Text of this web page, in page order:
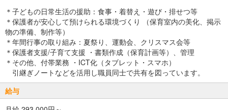
＊子どもの日常生活の援助：食事・着替え・遊び・排せつ等
＊保護者が安心して預けられる環境づくり （保育室内の美化、掲示
物の準備、制作等）
＊年間行事の取り組み：夏祭り、運動会、クリスマス会等
＊保護者支援/子育て支援 ・書類作成（保育計画等）、管理
＊その他、付帯業務 ・ICT化（タブレット・スマホ）
引継ぎノートなどを活用し職員同士で共有を図っています。
給与